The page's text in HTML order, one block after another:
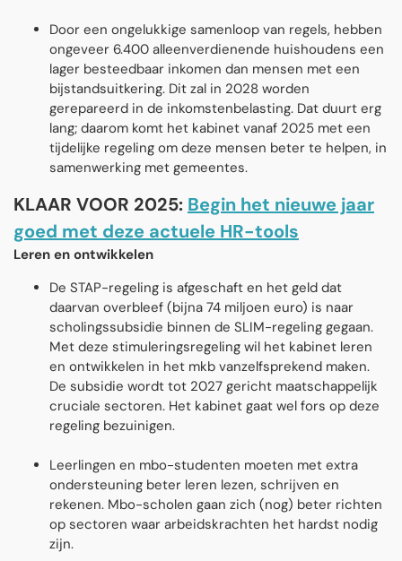
Door een ongelukkige samenloop van regels, hebben
ongeveer 6.400 alleenverdienende huishoudens een
lager besteedbaar inkomen dan mensen met een
bĳstandsuitkering. Dit zal in 2028 worden
gerepareerd in de inkomstenbelasting. Dat duurt erg
lang; daarom komt het kabinet vanaf 2025 met een
tĳdelĳke regeling om deze mensen beter te helpen, in
samenwerking met gemeentes.
KLAAR VOOR 2025: Begin het nieuwe jaar
goed met deze actuele HR-tools
Leren en ontwikkelen
De STAP-regeling is afgeschaft en het geld dat
daarvan overbleef (bijna 74 miljoen euro) is naar
scholingssubsidie binnen de SLIM-regeling gegaan.
Met deze stimuleringsregeling wil het kabinet leren
en ontwikkelen in het mkb vanzelfsprekend maken.
De subsidie wordt tot 2027 gericht maatschappelĳk
cruciale sectoren. Het kabinet gaat wel fors op deze
regeling bezuinigen.
Leerlingen en mbo-studenten moeten met extra
ondersteuning beter leren lezen, schrijven en
rekenen. Mbo-scholen gaan zich (nog) beter richten
op sectoren waar arbeidskrachten het hardst nodig
zijn.